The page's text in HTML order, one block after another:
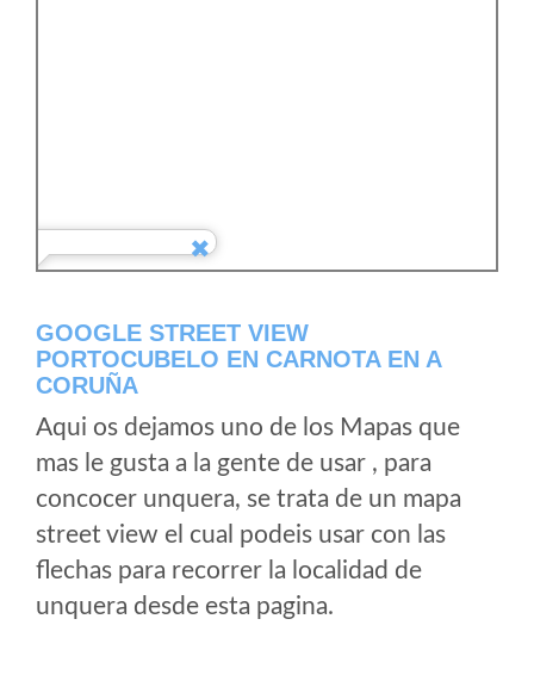
GOOGLE STREET VIEW
PORTOCUBELO EN CARNOTA EN A
CORUÑA
Aqui os dejamos uno de los Mapas que
mas le gusta a la gente de usar , para
concocer unquera, se trata de un mapa
street view el cual podeis usar con las
flechas para recorrer la localidad de
unquera desde esta pagina.